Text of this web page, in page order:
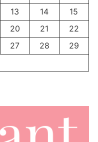
13 14
15
20 21
22
27 28
29